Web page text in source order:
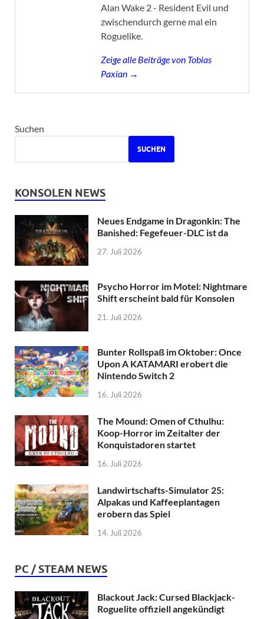
Alan Wake 2 - Resident Evil und
zwischendurch gerne mal ein
Roguelike.
Zeige alle Beiträge von Tobias
Paxian →
Suchen
SUCHEN
KONSOLEN NEWS
Neues Endgame in Dragonkin: The
Banished: Fegefeuer-DLC ist da
27. Juli 2026
Psycho Horror im Motel: Nightmare
Shift erscheint bald für Konsolen
21. Juli 2026
Bunter Rollspaß im Oktober: Once
Upon A KATAMARI erobert die
Nintendo Switch 2
16. Juli 2026
The Mound: Omen of Cthulhu:
Koop-Horror im Zeitalter der
Konquistadoren startet
16. Juli 2026
Landwirtschafts-Simulator 25:
Alpakas und Kaffeeplantagen
erobern das Spiel
14. Juli 2026
PC / STEAM NEWS
Blackout Jack: Cursed Blackjack-
Roguelite offiziell angekündigt